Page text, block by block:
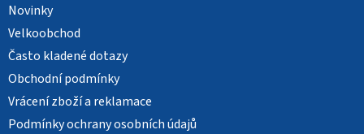
Novinky
Velkoobchod
Často kladené dotazy
Obchodní podmínky
Vrácení zboží a reklamace
Podmínky ochrany osobních údajů